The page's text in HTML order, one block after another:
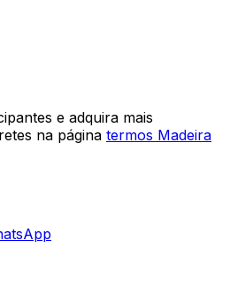
e adquira mais
na página termos Madeira